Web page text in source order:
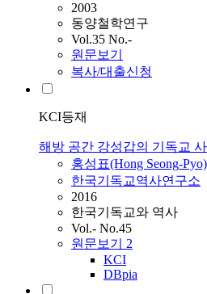
2003
동양철학연구
Vol.35 No.-
원문보기
복사/대출신청
KCI등재
해방 공간 강성갑의 기독교
홍성표(Hong Seong-Pyo)
한국기독교역사연구소
2016
한국기독교와 역사
Vol.- No.45
원문보기 2
KCI
DBpia